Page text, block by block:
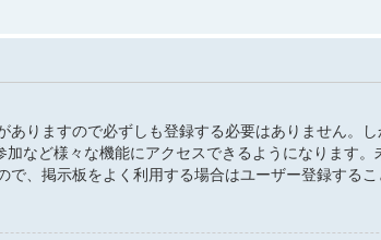
りますので必ずしも登録する必要はありません。
など様々な機能にアクセスできるようになります
、掲示板をよく利用する場合はユーザー登録するこ